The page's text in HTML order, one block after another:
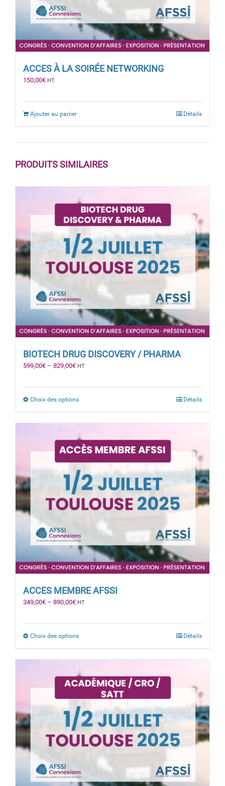
ACCES À LA SOIRÉE NETWORKING
150,00€ HT
Ajouter au panier Détails
PRODUITS SIMILAIRES
BIOTECH DRUG DISCOVERY / PHARMA
599,00€ – 829,00€ HT
Choix des options Détails
ACCES MEMBRE AFSSI
349,00€ – 890,00€ HT
Choix des options Détails